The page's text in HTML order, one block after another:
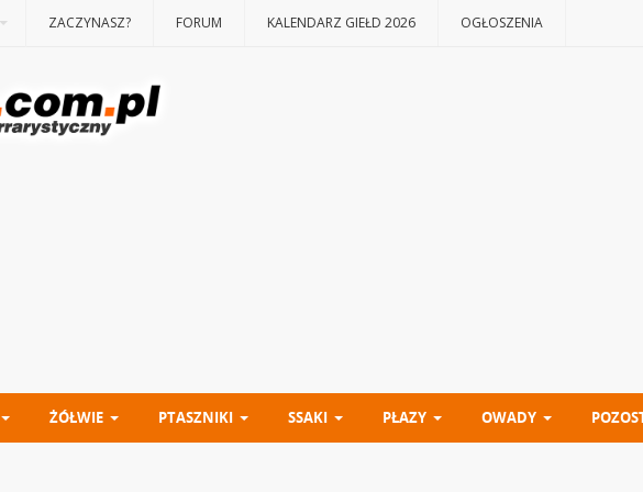
ZACZYNASZ? FORUM KALENDARZ GIEŁD 2026 OGŁOSZENIA
ŻÓŁWIE PTASZNIKI SSAKI PŁAZY OWADY